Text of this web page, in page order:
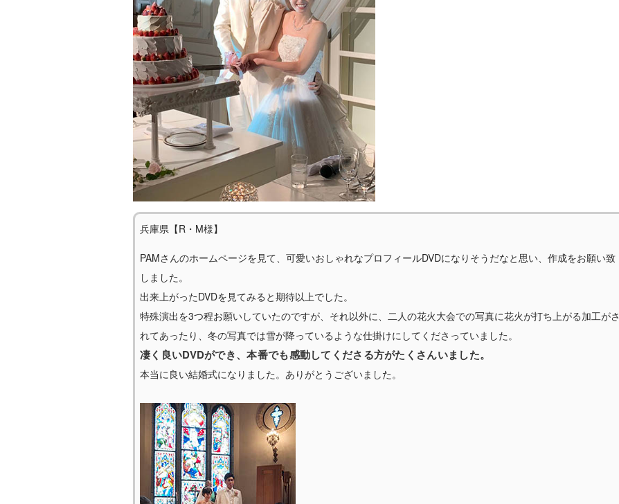
兵庫県【R・M様】
PAMさんのホームページを見て、可愛いおしゃれなプロフィールDVDになりそうだなと思い、作成をお願い致
しました。
出来上がったDVDを見てみると期待以上でした。
特殊演出を3つ程お願いしていたのですが、それ以外に、二人の花火大会での写真に花火が打ち上がる加工がさ
れてあったり、冬の写真では雪が降っているような仕掛けにしてくださっていました。
凄く良いDVDができ、本番でも感動してくださる方がたくさんいました。
本当に良い結婚式になりました。ありがとうございました。